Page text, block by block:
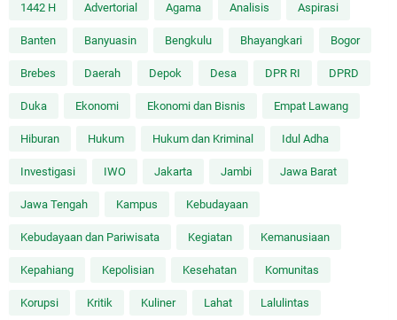
1442 H Advertorial Agama Analisis Aspirasi
Banten Banyuasin Bengkulu Bhayangkari Bogor
Brebes Daerah Depok Desa DPR RI DPRD
Duka Ekonomi Ekonomi dan Bisnis Empat Lawang
Hiburan Hukum Hukum dan Kriminal Idul Adha
Investigasi IWO Jakarta Jambi Jawa Barat
Jawa Tengah Kampus Kebudayaan
Kebudayaan dan Pariwisata Kegiatan Kemanusiaan
Kepahiang Kepolisian Kesehatan Komunitas
Korupsi Kritik Kuliner Lahat Lalulintas